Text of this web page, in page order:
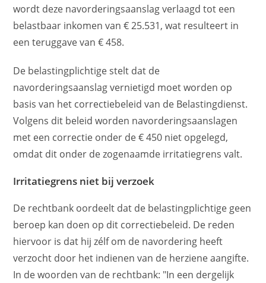
wordt deze navorderingsaanslag verlaagd tot een
belastbaar inkomen van € 25.531, wat resulteert in
een teruggave van € 458.
De belastingplichtige stelt dat de
navorderingsaanslag vernietigd moet worden op
basis van het correctiebeleid van de Belastingdienst.
Volgens dit beleid worden navorderingsaanslagen
met een correctie onder de € 450 niet opgelegd,
omdat dit onder de zogenaamde irritatiegrens valt.
Irritatiegrens niet bij verzoek
De rechtbank oordeelt dat de belastingplichtige geen
beroep kan doen op dit correctiebeleid. De reden
hiervoor is dat hij zélf om de navordering heeft
verzocht door het indienen van de herziene aangifte.
In de woorden van de rechtbank: "In een dergelijk